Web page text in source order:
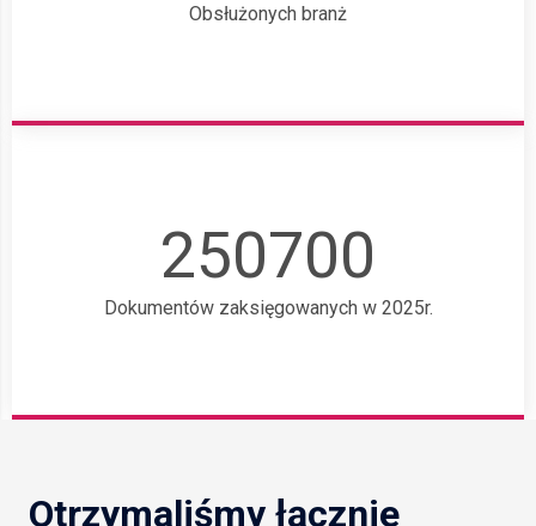
Obsłużonych branż
250700
Dokumentów zaksięgowanych w 2025r.
Otrzymaliśmy łącznie